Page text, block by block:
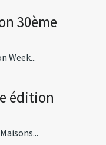
30ème
Week...
édition